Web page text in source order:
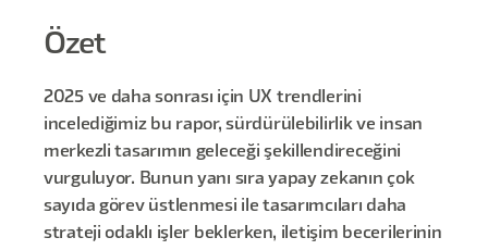
Özet
2025 ve daha sonrası için UX trendlerini
incelediğimiz bu rapor, sürdürülebilirlik ve insan
merkezli tasarımın geleceği şekillendireceğini
vurguluyor. Bunun yanı sıra yapay zekanın çok
sayıda görev üstlenmesi ile tasarımcıları daha
strateji odaklı işler beklerken, iletişim becerilerinin